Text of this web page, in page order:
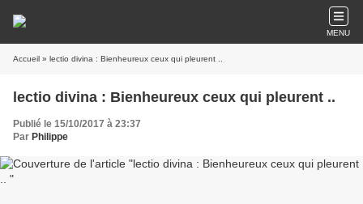
MENU
Accueil » lectio divina : Bienheureux ceux qui pleurent ..
lectio divina : Bienheureux ceux qui pleurent ..
Publié le 15/10/2017 à 23:37
Par Philippe